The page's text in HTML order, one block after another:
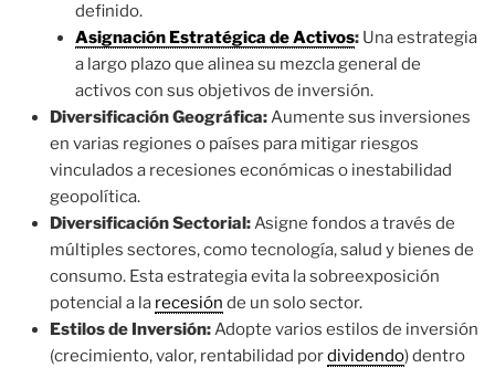
definido.
Asignación Estratégica de Activos:Una estrategia
a largo plazo que alinea su mezcla general de
activos con sus objetivos de inversión.
Diversificación Geográfica:Aumente sus inversiones
en varias regiones o países para mitigar riesgos
vinculados a recesiones económicas o inestabilidad
geopolítica.
Diversificación Sectorial:Asigne fondos a través de
múltiples sectores, como tecnología, salud y bienes de
consumo. Esta estrategia evita la sobreexposición
potencial a la recesión de un solo sector.
Estilos de Inversión:Adopte varios estilos de inversión
(crecimiento, valor, rentabilidad pordividendo) dentro